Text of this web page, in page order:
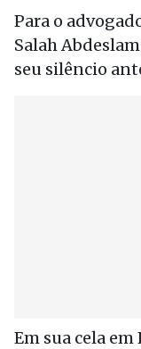
Para o
Salah
seu silêncio
Em sua cela